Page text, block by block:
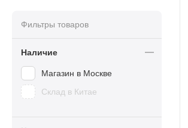
Фильтры товаров
Наличие
Магазин в Москве
Склад в Китае